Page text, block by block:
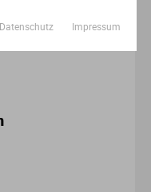
Datenschutz Impressum